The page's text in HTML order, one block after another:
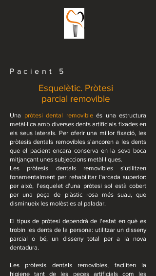
Pacient 5
Esquelètic. Pròtesi
parcial removible
Una pròtesi dental removibleés una estructura
metàl·lica amb diverses dents artificials fixades en
els seus laterals. Per oferir una millor fixació, les
pròtesis dentals removibles s'ancoren a les dents
que el pacient encara conserva en la seva boca
mitjançant unes subjeccions metàl·liques.
Les pròtesis dentals removibles s'utilitzen
fonamentalment per rehabilitar l'arcada superior:
per això, l'esquelet d'una pròtesi sol està cobert
per una peça de plàstic rosa més suau, que
disminueix les molèsties al paladar.
El tipus de pròtesi dependrà de l'estat en què es
trobin les dents de la persona: utilitzar un disseny
parcial o bé, un disseny total per a la nova
dentadura.
Les pròtesis dentals removibles, faciliten la
higiene tant de les peces artificials com les